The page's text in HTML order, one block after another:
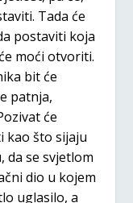
Tada će
postaviti koja
moći otvoriti.
bit će
patnja,
će
kao što sijaju
da se svjetlom
dio u kojem
uglasilo, a